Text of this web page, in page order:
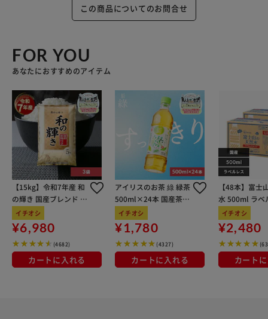
この商品についてのお問合せ
FOR YOU
あなたにおすすめのアイテム
【15kg】令和7年産 和
の輝き 国産ブレンド 5
kg×3袋
イチオシ
¥6,980
(4682)
カートに入れる
アイリスのお茶 綠 緑茶
500ml×24本 国産茶葉
100％使用
イチオシ
¥1,780
(4327)
カートに入れる
【48本】富士
水 500ml ラベ
イチオシ
¥2,480
カート